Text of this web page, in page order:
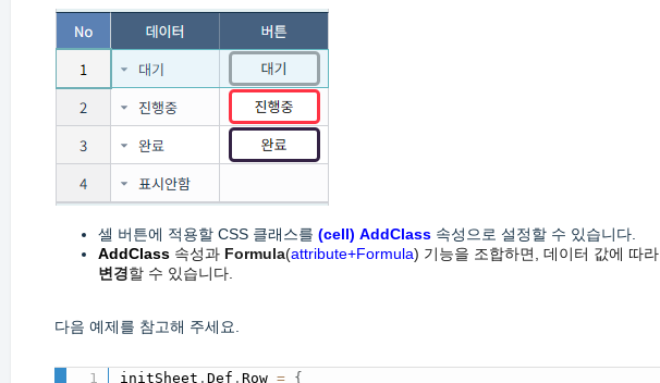
셀 버튼에 적용할 CSS 클래스를 (cell) AddClass 속성으로 설정할 수 있습니다.
AddClass 속성과 Formula(attribute+Formula) 기능을 조합하면, 데이터 값에 따
변경할 수 있습니다.
다음 예제를 참고해 주세요.
initSheet .Def .Row = {